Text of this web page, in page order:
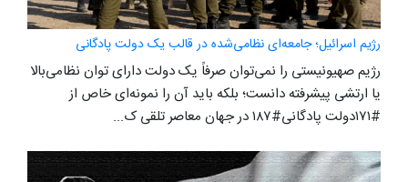
رژیم اسرائیل؛ جامعه‌ای نظامی‌شده در قالب یک دولت پادگانی
رژیم صهیونیستی را نمی‌توان صرفاً یک دولت دارای توان نظامی‌بالا
یا ارتشی پیشرفته دانست؛ بلکه باید آن را نمونه‌ای خاص از
#۱۷۱دولت پادگانی#۱۸۷ در جهان معاصر تلقی ک...